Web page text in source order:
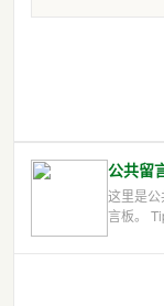
公共留
这里是
言板。